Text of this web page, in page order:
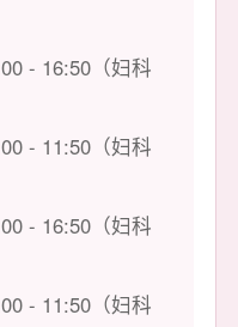
- 16:50（妇科
- 11:50（妇科
- 16:50（妇科
- 11:50（妇科